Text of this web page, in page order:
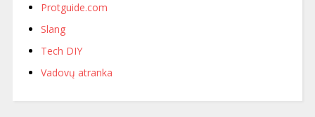
Protguide.com
Slang
Tech DIY
Vadovų atranka